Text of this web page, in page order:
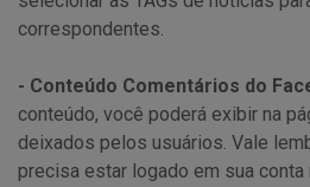
correspondentes.
- Conteúdo Comentários do
conteúdo, você poderá exibir na
deixados pelos usuários. Vale
precisa estar logado em sua